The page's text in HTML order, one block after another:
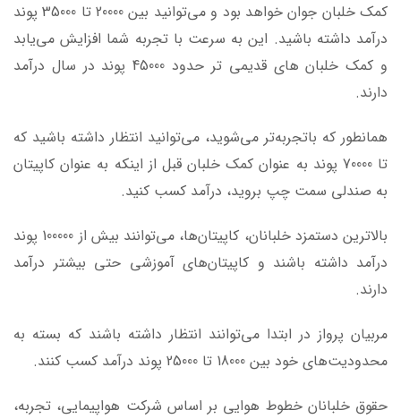
کمک خلبان جوان خواهد بود و می‌توانید بین 20000 تا 35000 پوند
درآمد داشته باشید. این به سرعت با تجربه شما افزایش می‌یابد
و کمک خلبان های قدیمی تر حدود 45000 پوند در سال درآمد
دارند.
همانطور که باتجربه‌تر می‌شوید، می‌توانید انتظار داشته باشید که
تا 70000 پوند به عنوان کمک خلبان قبل از اینکه به عنوان کاپیتان
به صندلی سمت چپ بروید، درآمد کسب کنید.
بالاترین دستمزد خلبانان، کاپیتان‌ها، می‌توانند بیش از 100000 پوند
درآمد داشته باشند و کاپیتان‌های آموزشی حتی بیشتر درآمد
دارند.
مربیان پرواز در ابتدا می‌توانند انتظار داشته باشند که بسته به
محدودیت‌های خود بین 18000 تا 25000 پوند درآمد کسب کنند.
حقوق خلبانان خطوط هوایی بر اساس شرکت هواپیمایی، تجربه،